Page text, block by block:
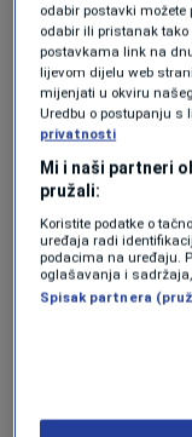
dodatno
te se ‘otvorila
oštećen krov
Poljud će
međuvremenu
krov.
╰┈➤ Program
Više tema
odabir postavki
odabir ili pristanak
postavkama link na
lijevom dijelu web
mijenjati u okviru
Uredbu o postupanju s
privatnosti
Mi i naši partneri
pružali:
Koristite podatke o
uređaja radi
podacima na uređaju.
oglašavanja i
Spisak partnera